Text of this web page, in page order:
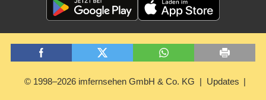
© 1998–2026 imfernsehen GmbH & Co. KG Updates